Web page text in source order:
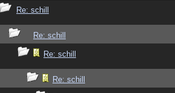
Re: schill
Re: schill
Re: schill
Re: schill